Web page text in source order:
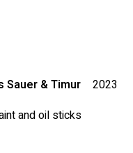
Sauer & Timur
2023
and oil sticks